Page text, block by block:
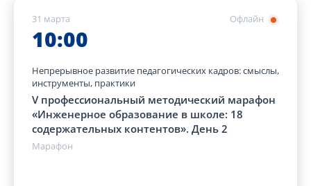
Офлайн
31 марта
10:00
Непрерывное развитие педагогических кадров: смыслы,
инструменты, практики
V профессиональный методический марафон
«Инженерное образование в школе: 18
содержательных контентов». День 2
Марафон